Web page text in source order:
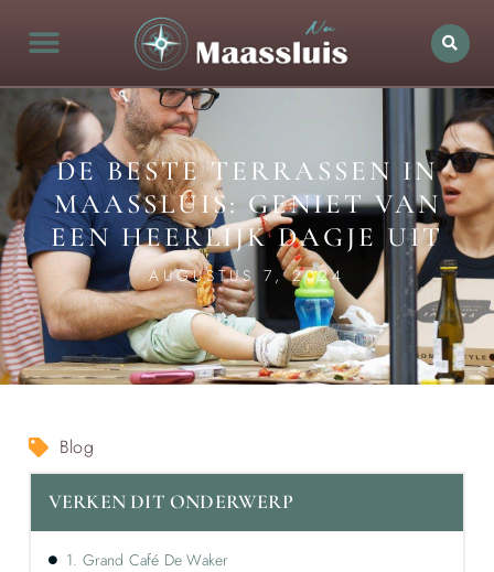
DE BESTE TERRASSEN IN
MAASSLUIS: GENIET VAN
EEN HEERLIJK DAGJE UIT
AUGUSTUS 7, 2024
Blog
VERKEN DIT ONDERWERP
1. Grand Café De Waker